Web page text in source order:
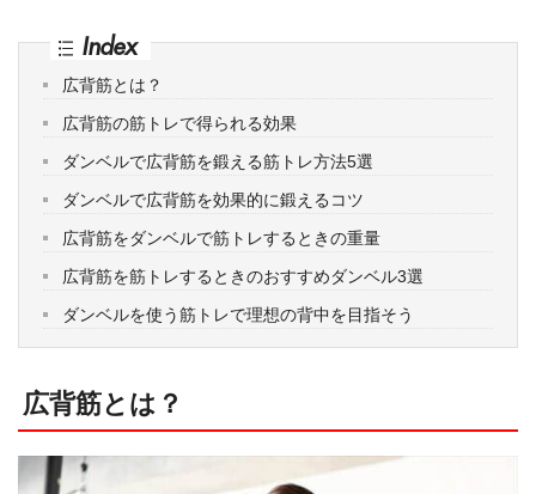
Index
広背筋とは？
広背筋の筋トレで得られる効果
ダンベルで広背筋を鍛える筋トレ方法5選
ダンベルで広背筋を効果的に鍛えるコツ
広背筋をダンベルで筋トレするときの重量
広背筋を筋トレするときのおすすめダンベル3選
ダンベルを使う筋トレで理想の背中を目指そう
広背筋とは？